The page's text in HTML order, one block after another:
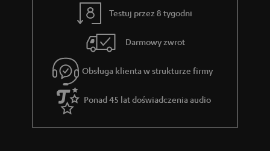
Testuj przez 8 tygodni
Darmowy zwrot
Obsługa klienta w strukturze firmy
Ponad 45 lat doświadczenia audio